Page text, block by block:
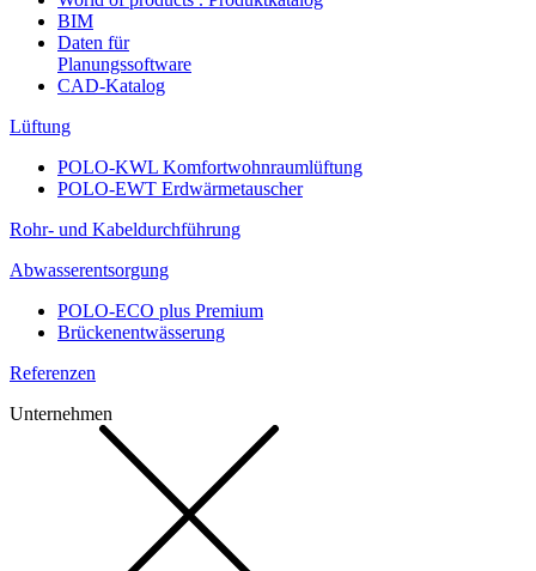
BIM
Daten für
Planungssoftware
CAD-Katalog
Lüftung
POLO-KWL Komfortwohnraumlüftung
POLO-EWT Erdwärmetauscher
Rohr- und Kabeldurchführung
Abwasserentsorgung
POLO-ECO plus Premium
Brückenentwässerung
Referenzen
Unternehmen